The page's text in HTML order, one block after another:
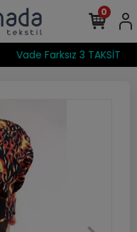
Vade Farksız 3 TAKSİT
0